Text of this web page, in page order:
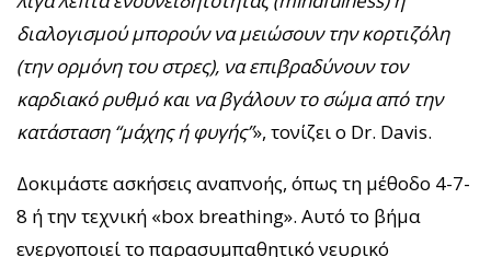
διαλογισμού μπορούν να μειώσουν την κορτιζόλη
(την ορμόνη του στρες), να επιβραδύνουν τον
καρδιακό ρυθμό και να βγάλουν το σώμα από την
κατάσταση “μάχης ή φυγής”», τονίζει ο Dr. Davis.
Δοκιμάστε ασκήσεις αναπνοής, όπως τη μέθοδο 4-7-
8 ή την τεχνική «box breathing». Αυτό το βήμα
ενεργοποιεί το παρασυμπαθητικό νευρικό